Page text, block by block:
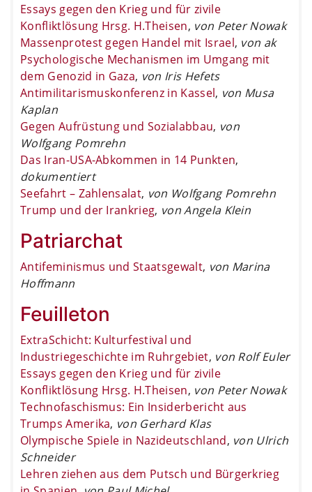
Essays gegen den Krieg und für zivile
Konfliktlösung Hrsg. H.Theisen, von Peter Nowak
Massenprotest gegen Handel mit Israel, von ak
Psychologische Mechanismen im Umgang mit
dem Genozid in Gaza, von Iris Hefets
Antimilitarismuskonferenz in Kassel, von Musa
Kaplan
Gegen Aufrüstung und Sozialabbau, von
Wolfgang Pomrehn
Das Iran-USA-Abkommen in 14 Punkten,
dokumentiert
Seefahrt – Zahlensalat, von Wolfgang Pomrehn
Trump und der Irankrieg, von Angela Klein
Patriarchat
Antifeminismus und Staatsgewalt, von Marina
Hoffmann
Feuilleton
ExtraSchicht: Kulturfestival und
Industriegeschichte im Ruhrgebiet, von Rolf Euler
Essays gegen den Krieg und für zivile
Konfliktlösung Hrsg. H.Theisen, von Peter Nowak
Technofaschismus: Ein Insiderbericht aus
Trumps Amerika, von Gerhard Klas
Olympische Spiele in Nazideutschland, von Ulrich
Schneider
Lehren ziehen aus dem Putsch und Bürgerkrieg